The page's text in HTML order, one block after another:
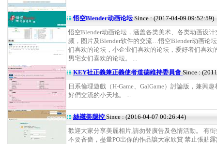
悟空Blender动画论坛Since : (2017-04-09 09:52:59)
悟空Blender动画论坛，涵盖各类美术、各类动画设计
频，图片及Blender软件的交流…悟空Blender动画论
们喜欢的论坛，小企业们喜欢的论坛，爱好者们喜欢
男宅女们喜欢的论坛。 ...
KEY社正義兼正義使者道德維持委員會 Since :
日系倫理遊戲（H-Game、GalGame）討論版，兼興
好們交流的小天地。 ...
絲襪美腿控 Since : (2016-04-07 00:26:44)
歡迎大家分享美麗相片,請勿登廣告及色情活動。 有
不要吝嗇，盡量PO出你的作品讓大家欣賞 禁止張貼